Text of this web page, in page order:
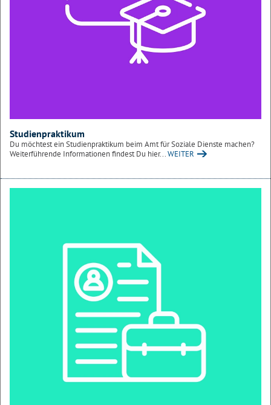
Studienpraktikum
Du möchtest ein Studienpraktikum beim Amt für Soziale Dienste machen?
Weiterführende Informationen findest Du hier...WEITER